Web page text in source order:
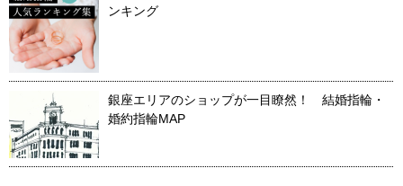
ンキング
銀座エリアのショップが一目瞭然！ 結婚指輪・
婚約指輪MAP